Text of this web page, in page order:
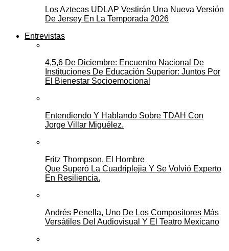
Los Aztecas UDLAP Vestirán Una Nueva Versión
De Jersey En La Temporada 2026
Entrevistas
4,5,6 De Diciembre: Encuentro Nacional De
Instituciones De Educación Superior: Juntos Por
El Bienestar Socioemocional
Entendiendo Y Hablando Sobre TDAH Con
Jorge Villar Miguélez.
Fritz Thompson, El Hombre
Que Superó La Cuadriplejia Y Se Volvió Experto
En Resiliencia.
Andrés Penella, Uno De Los Compositores Más
Versátiles Del Audiovisual Y El Teatro Mexicano